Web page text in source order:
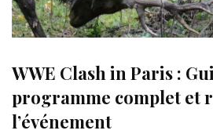
WWE Clash in Paris :
programme complet et
l’événement